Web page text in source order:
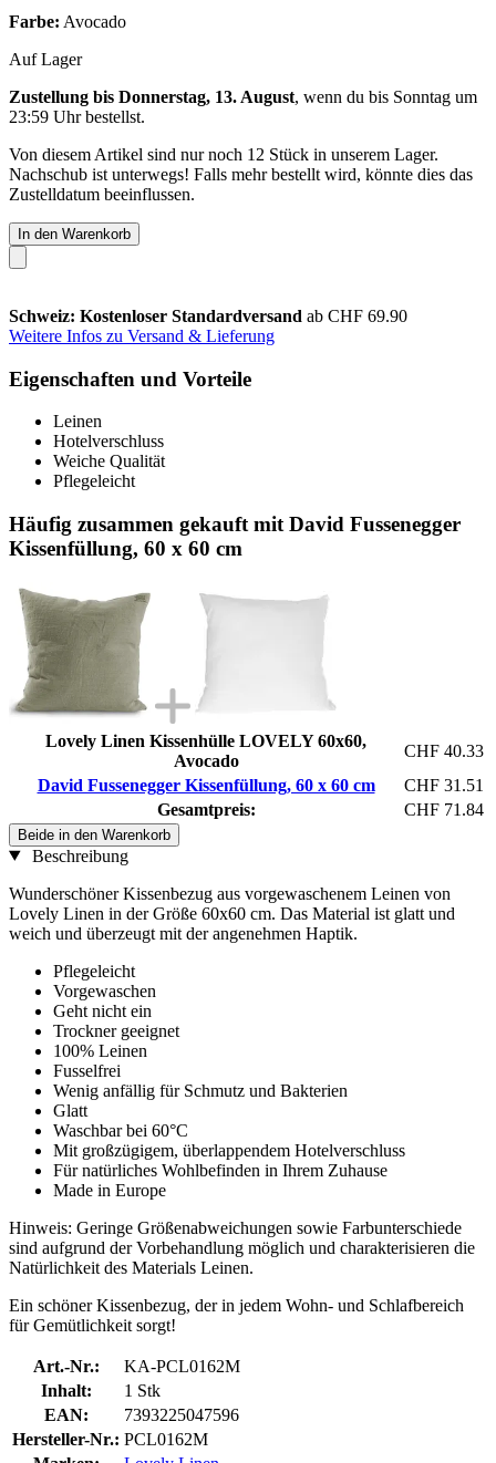
Farbe: Avocado
Auf Lager
Zustellung bis Donnerstag, 13. August, wenn du bis Sonntag um
23:59 Uhrbestellst.
Von diesem Artikel sind nur noch 12 Stück in unserem Lager.
Nachschub ist unterwegs! Falls mehr bestellt wird, könnte dies das
Zustelldatum beeinflussen.
In den Warenkorb
Schweiz: Kostenloser Standardversand ab CHF 69.90
Weitere Infos zu Versand & Lieferung
Eigenschaften und Vorteile
Leinen
Hotelverschluss
Weiche Qualität
Pflegeleicht
Häufig zusammen gekauft mit David Fussenegger
Kissenfüllung, 60 x 60 cm
Lovely Linen Kissenhülle LOVELY 60x60,
Avocado
CHF 40.33
David Fussenegger Kissenfüllung, 60 x 60 cm
CHF 31.51
Gesamtpreis:
CHF 71.84
Beide in den Warenkorb
Beschreibung
Wunderschöner Kissenbezug aus vorgewaschenem Leinen von
Lovely Linen in der Größe 60x60 cm. Das Material ist glatt und
weich und überzeugt mit der angenehmen Haptik.
Pflegeleicht
Vorgewaschen
Geht nicht ein
Trockner geeignet
100% Leinen
Fusselfrei
Wenig anfällig für Schmutz und Bakterien
Glatt
Waschbar bei 60°C
Mit großzügigem, überlappendem Hotelverschluss
Für natürliches Wohlbefinden in Ihrem Zuhause
Made in Europe
Hinweis: Geringe Größenabweichungen sowie Farbunterschiede
sind aufgrund der Vorbehandlung möglich und charakterisieren die
Natürlichkeit des Materials Leinen.
Ein schöner Kissenbezug, der in jedem Wohn- und Schlafbereich
für Gemütlichkeit sorgt!
Art.-Nr.:
KA-PCL0162M
Inhalt:
1 Stk
EAN:
7393225047596
Hersteller-Nr.: PCL0162M